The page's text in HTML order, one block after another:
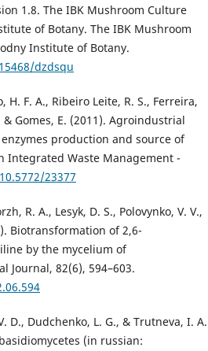
1.8. The IBK Mushroom Culture
of Botany. The IBK Mushroom
Institute of Botany.
dzdsqu
F. A., Ribeiro Leite, R. S., Ferreira,
Gomes, E. (2011). Agroindustrial
production and source of
Waste Management -
23377
R. A., Lesyk, D. S., Polovynko, V. V.,
Biotransformation of 2,6-
by the mycelium of
Journal, 82(6), 594–603.
D., Dudchenko, L. G., & Trutneva, I. A.
(in russian: